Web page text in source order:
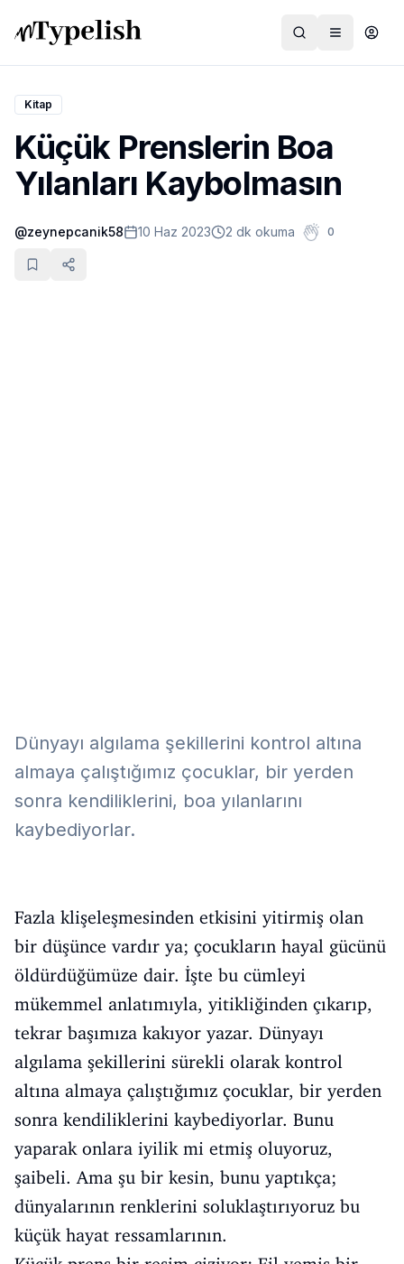
Dünya
Film ve Dizi
Kültür ve Sanat
Sağlık
Kitap
Küçük Prenslerin Boa
Yılanları Kaybolmasın
@zeynepcanik58 10 Haz 2023 2 dk okuma 0
Dünyayı algılama şekillerini kontrol altına
almaya çalıştığımız çocuklar, bir yerden
sonra kendiliklerini, boa yılanlarını
kaybediyorlar.
Fazla klişeleşmesinden etkisini yitirmiş olan
bir düşünce vardır ya; çocukların hayal gücünü
öldürdüğümüze dair. İşte bu cümleyi
mükemmel anlatımıyla, yitikliğinden çıkarıp,
tekrar başımıza kakıyor yazar. Dünyayı
algılama şekillerini sürekli olarak kontrol
altına almaya çalıştığımız çocuklar, bir yerden
sonra kendiliklerini kaybediyorlar. Bunu
yaparak onlara iyilik mi etmiş oluyoruz,
şaibeli. Ama şu bir kesin, bunu yaptıkça;
dünyalarının renklerini soluklaştırıyoruz bu
küçük hayat ressamlarının.